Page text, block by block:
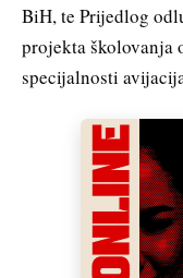
BiH, te Prijedlog
projekta školovanja
specijalnosti